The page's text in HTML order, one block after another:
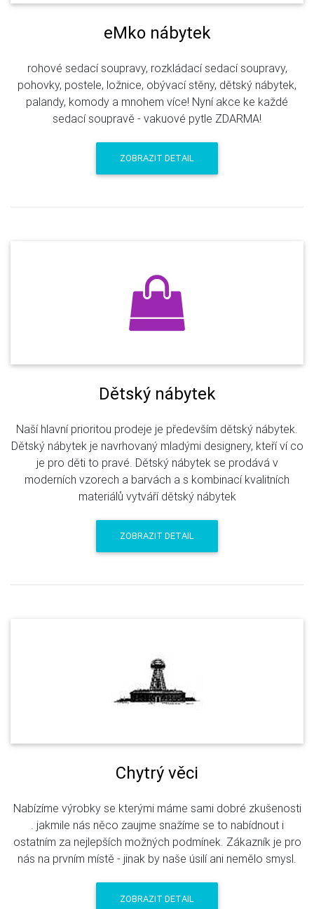
eMko nábytek
rohové sedací soupravy, rozkládací sedací soupravy,
pohovky, postele, ložnice, obývací stěny, dětský nábytek,
palandy, komody a mnohem více! Nyní akce ke každé
sedací soupravě - vakuové pytle ZDARMA!
ZOBRAZIT DETAIL
Dětský nábytek
Naší hlavní prioritou prodeje je především dětský nábytek.
Dětský nábytek je navrhovaný mladými designery, kteří ví co
je pro děti to pravé. Dětský nábytek se prodává v
moderních vzorech a barvách a s kombinací kvalitních
materiálů vytváří dětský nábytek
ZOBRAZIT DETAIL
Chytrý věci
Nabízíme výrobky se kterými máme sami dobré zkušenosti
. jakmile nás něco zaujme snažíme se to nabídnout i
ostatním za nejlepších možných podmínek. Zákazník je pro
nás na prvním místě - jinak by naše úsilí ani nemělo smysl.
ZOBRAZIT DETAIL